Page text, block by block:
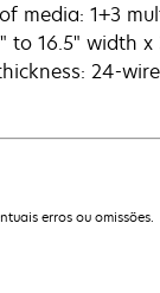
media: 1+3
to 16.5" width
24-
erros ou omissões.